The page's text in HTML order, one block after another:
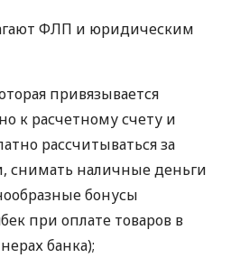
ФЛП и юридическим
привязывается
к расчетному счету и
рассчитываться за
снимать наличные деньги
бонусы
при оплате товаров в
банка);